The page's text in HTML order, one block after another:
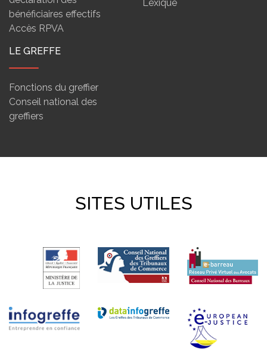
bénéficiaires effectifs
Accès RPVA
Lexique
LE GREFFE
Fonctions du greffier
Conseil national des
greffiers
SITES UTILES